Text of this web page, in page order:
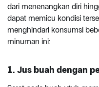
dari menenangkan diri
dapat memicu kondisi
menghindari konsumsi
minuman ini:
1. Jus buah dengan